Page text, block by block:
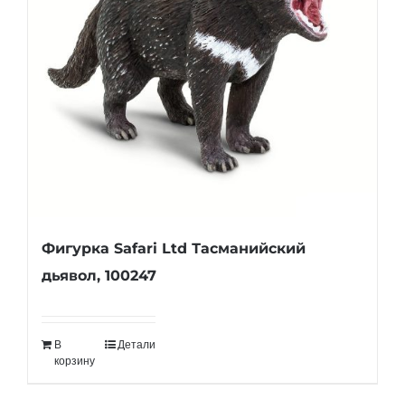
Фигурка Safari Ltd Тасманийский
дьявол, 100247
В
корзину
Детали